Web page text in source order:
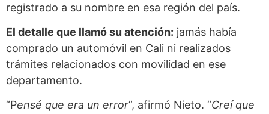
registrado a su nombre en esa región del país.
El detalle que llamó su atención: jamás había
comprado un automóvil en Cali ni realizados
trámites relacionados con movilidad en ese
departamento.
“Pensé que era un error”, afirmó Nieto. “Creí que